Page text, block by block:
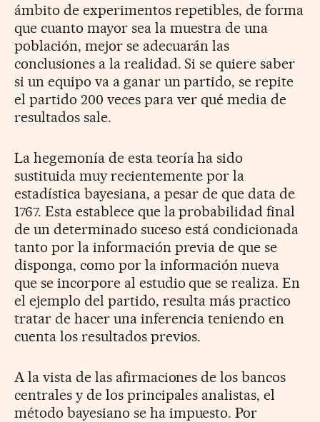
ámbito de experimentos repetibles, de forma
que cuanto mayor sea la muestra de una
población, mejor se adecuarán las
conclusiones a la realidad. Si se quiere saber
si un equipo va a ganar un partido, se repite
el partido 200 veces para ver qué media de
resultados sale.
La hegemonía de esta teoría ha sido
sustituida muy recientemente por la
estadística bayesiana, a pesar de que data de
1767. Esta establece que la probabilidad final
de un determinado suceso está condicionada
tanto por la información previa de que se
disponga, como por la información nueva
que se incorpore al estudio que se realiza. En
el ejemplo del partido, resulta más practico
tratar de hacer una inferencia teniendo en
cuenta los resultados previos.
A la vista de las afirmaciones de los bancos
centrales y de los principales analistas, el
método bayesiano se ha impuesto. Por